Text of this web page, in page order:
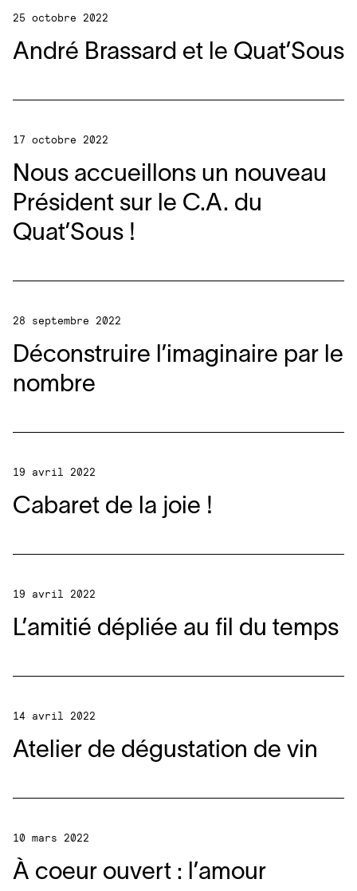
25 octobre 2022
André Brassard et le Quat’Sous
17 octobre 2022
Nous accueillons un nouveau
Président sur le C.A. du
Quat’Sous !
28 septembre 2022
Déconstruire l’imaginaire par le
nombre
19 avril 2022
Cabaret de la joie !
19 avril 2022
L’amitié dépliée au fil du temps
14 avril 2022
Atelier de dégustation de vin
10 mars 2022
À coeur ouvert : l’amour